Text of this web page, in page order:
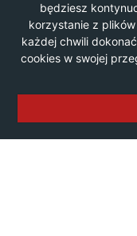
będziesz
korzystanie z
każdej chwili
cookies w swojej